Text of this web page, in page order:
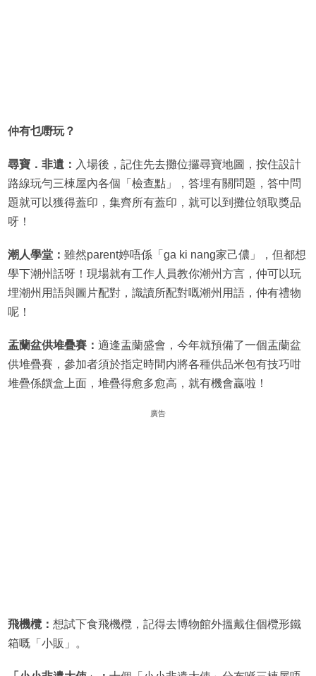
仲有乜嘢玩？
尋寶．非遺： 入場後，記住先去攤位攞尋寶地圖，按住設計
路線玩勻三棟屋內各個「檢查點」，答埋有關問題，答中問
題就可以獲得蓋印，集齊所有蓋印，就可以到攤位領取獎品
呀！
潮人學堂： 雖然parent婷唔係「ga ki nang家己儂」，但都想
學下潮州話呀！現場就有工作人員教你潮州方言，仲可以玩
埋潮州用語與圖片配對，識讀所配對嘅潮州用語，仲有禮物
呢！
盂蘭盆供堆疊賽： 適逢盂蘭盛會，今年就預備了一個盂蘭盆
供堆疊賽，參加者須於指定時間内將各種供品米包有技巧咁
堆疊係饌盒上面，堆疊得愈多愈高，就有機會贏啦！
廣告
飛機欖： 想試下食飛機欖，記得去博物館外搵戴住個欖形鐵
箱嘅「小販」。